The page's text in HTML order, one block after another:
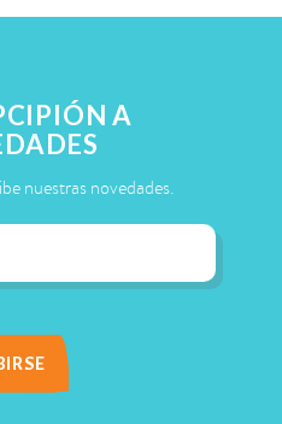
A
nuestras novedades.